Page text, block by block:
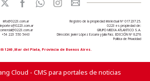
info@0223.com.ar
+54 223 550 5443
Registro de la propiedad intelectual Nº 01723725.
0223 es propiedad de:
GRUPO MEDIA ATLANTICO S.A.
Dirección: Javier López Ezcurra y Julia Paiz. EDICIÓN Nº 8278
Política de Privacidad
1240 ,Mar del Plata, Provincia de Buenos Aires.
Cloud - CMS para portales de noticias